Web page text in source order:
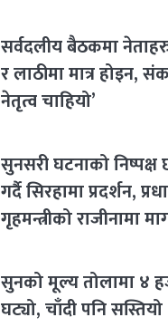
सर्वदलीय बैठकमा
र लाठीमा मात्र होइन,
नेतृत्व चाहियो’
सुनसरी घटनाको
गर्दै सिरहामा प्रदर्शन,
गृहमन्त्रीको राजीनामा
सुनको मूल्य तोलामा ४
घट्यो, चाँदी पनि सस्तियो